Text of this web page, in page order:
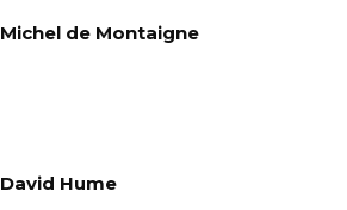
Michel de Montaigne
David Hume